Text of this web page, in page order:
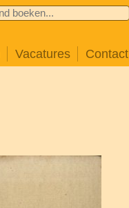
Vacatures Contact